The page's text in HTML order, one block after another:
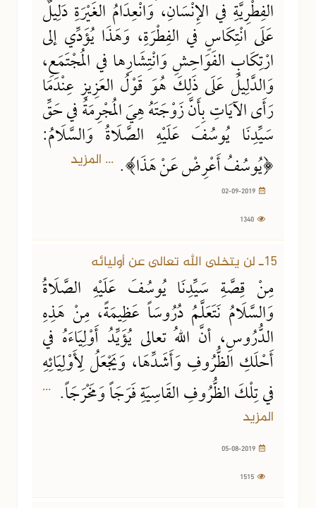
الفِطْرِيَّةِ في الإِنْسَانِ، وَانْعِدَامُ الغَيْرَةِ دَلِيلٌ
عَلَى انْتِكَاسٍ في الفِطْرَةِ، وَهَذَا يُؤَدِّي إلى
ارْتِكَابِ الفَوَاحِشِ وَانْتِشَارِها في المُجْتَمَعِ،
وَالدَّلِيلُ عَلَى ذَلِكَ هُوَ قَوْلُ العَزِيزِ عِنْدَمَا
رَأَى الآيَاتِ بِأَنَّ زَوْجَتَهُ هِيَ المُجْرِمَةُ في حَقِّ
سَيِّدِنَا يُوسُفَ عَلَيْهِ الصَّلَاةُ وَالسَّلَامُ:
﴿يُوسُفُ أَعْرِضْ عَنْ هَذَا﴾. ... المزيد
15ـ لن يتخلى الله تعالى عن أوليائه
مِنْ قِصَّةِ سَيِّدِنَا يُوسُفَ عَلَيْهِ الصَّلَاةُ
وَالسَّلَامُ نَتَعَلَّمُ دُرُوسَاً عَظِيمَةً، مِنْ هَذِهِ
الدُّرُوسِ، أنَّ اللهُ تعالى يُؤَيِّدُ أَوْلِيَاءَهُ في
أَحْلَكِ الظُّرُوفِ وَأَشَدِّهَا، وَيَجْعَلُ لِأَوْلِيَائِهِ
في تِلْكَ الظُّرُوفِ القَاسِيَةِ فَرَجَاً وَمَخْرَجَاً. ...
المزيد